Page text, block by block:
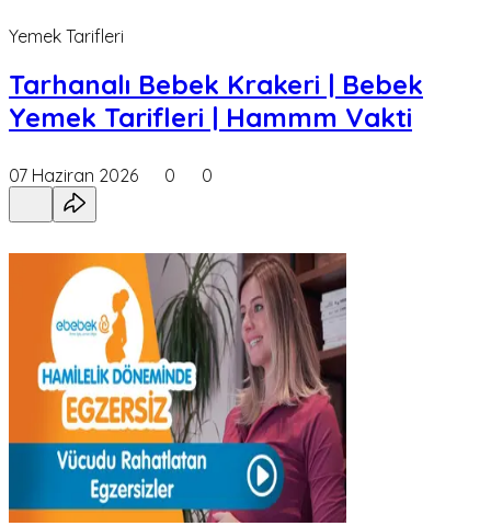
Yemek Tarifleri
Tarhanalı Bebek Krakeri | Bebek
Yemek Tarifleri | Hammm Vakti
07 Haziran 2026 0 0